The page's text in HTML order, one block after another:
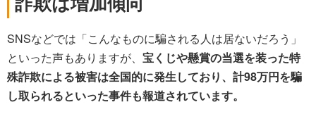
SNSなどでは「こんなものに騙される人は居ないだろう」
といった声もありますが、 宝くじや懸賞の当選を装った特
殊詐欺による被害は全国的に発生しており、計98万円を騙
し取られるといった事件も報道されています。